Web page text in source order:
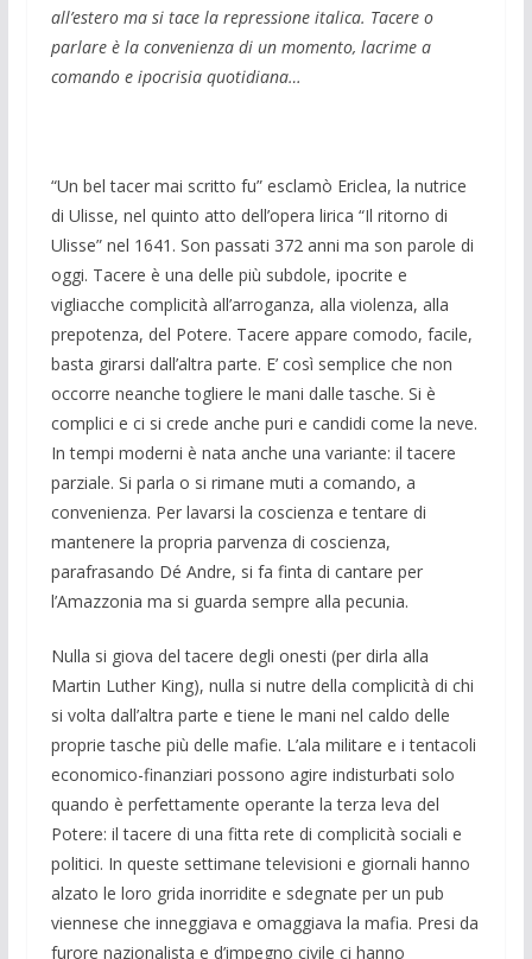
all’estero ma si tace la repressione italica. Tacere o
parlare è la convenienza di un momento, lacrime a
comando e ipocrisia quotidiana…
“Un bel tacer mai scritto fu” esclamò Ericlea, la nutrice
di Ulisse, nel quinto atto dell’opera lirica “Il ritorno di
Ulisse” nel 1641. Son passati 372 anni ma son parole di
oggi. Tacere è una delle più subdole, ipocrite e
vigliacche complicità all’arroganza, alla violenza, alla
prepotenza, del Potere. Tacere appare comodo, facile,
basta girarsi dall’altra parte. E’ così semplice che non
occorre neanche togliere le mani dalle tasche. Si è
complici e ci si crede anche puri e candidi come la neve.
In tempi moderni è nata anche una variante: il tacere
parziale. Si parla o si rimane muti a comando, a
convenienza. Per lavarsi la coscienza e tentare di
mantenere la propria parvenza di coscienza,
parafrasando Dé Andre, si fa finta di cantare per
l’Amazzonia ma si guarda sempre alla pecunia.
Nulla si giova del tacere degli onesti (per dirla alla
Martin Luther King), nulla si nutre della complicità di chi
si volta dall’altra parte e tiene le mani nel caldo delle
proprie tasche più delle mafie. L’ala militare e i tentacoli
economico-finanziari possono agire indisturbati solo
quando è perfettamente operante la terza leva del
Potere: il tacere di una fitta rete di complicità sociali e
politici. In queste settimane televisioni e giornali hanno
alzato le loro grida inorridite e sdegnate per un pub
viennese che inneggiava e omaggiava la mafia. Presi da
furore nazionalista e d’impegno civile ci hanno